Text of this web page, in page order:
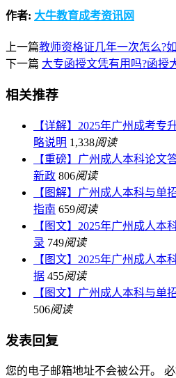
作者: 大牛教育成考资讯网
上一篇教师资格证几年一次怎么?
下一篇 大专函授文凭有用吗?函授
相关推荐
【详解】2025年广州成考专
略说明 1,338阅读
【重磅】广州成人本科论文
新政 806阅读
【图解】广州成人本科与单
指南 659阅读
【图文】2025年广州成人本
录 749阅读
【图文】2025年广州成人
据 455阅读
【图文】广州成人本科与单
506阅读
发表回复
您的电子邮箱地址不会被公开。